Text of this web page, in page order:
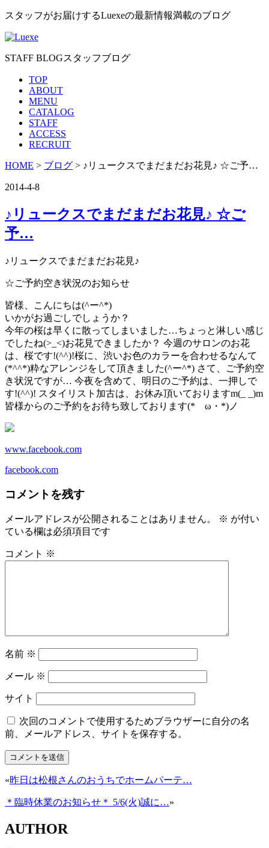
スタッフがお届けするLuexeの最新情報満載のブログ
STAFF BLOGスタッフブログ
TOP
ABOUT
MENU
CATALOG
STAFF
ACCESS
RECRUIT
HOME > ブログ > ♪リュークスでまだまだお花見♪ ☆ご予…
2014-4-8
♪リュークスでまだまだお花見♪ ☆ご
予…
♪リュークスでまだまだお花見♪
☆ご予約空き状況のお知らせ
皆様、こんにちは(^ー^*)
いかがお過ごしでしょうか？
今年の桜は早くに散ってしまいました…ちょっと淋しい感じ
でしたね(>_<)お花見できましたか？ 今週のサロンのお花
は、桜です!(^^)!桜に、渋いお色のカラーを合わせるなんて
(*^^*)粋なアレンジをして頂きました(^ー^*) さて、ご予約空
き状況ですが… 今夜を含めて、明日のご予約は、一押しで
す!(^^)! スタイリスト加古は、お休み頂いておりますm(_ _)m
皆様からのご予約をお待ち致しております(*ゝω・*)ノ
www.facebook.com
facebook.com
コメントを残す
メールアドレスが公開されることはありません。 ※ が付い
ている欄は必須項目です
コメント ※
名前 ※
メール ※
サイト
次回のコメントで使用するためブラウザーに自分の名
前、メールアドレス、サイトを保存する。
«昨日は松根さんのおうちでホームパーテ…
＊臨時休業のお知らせ＊ 5/6(火)誠に…»
AUTHOR